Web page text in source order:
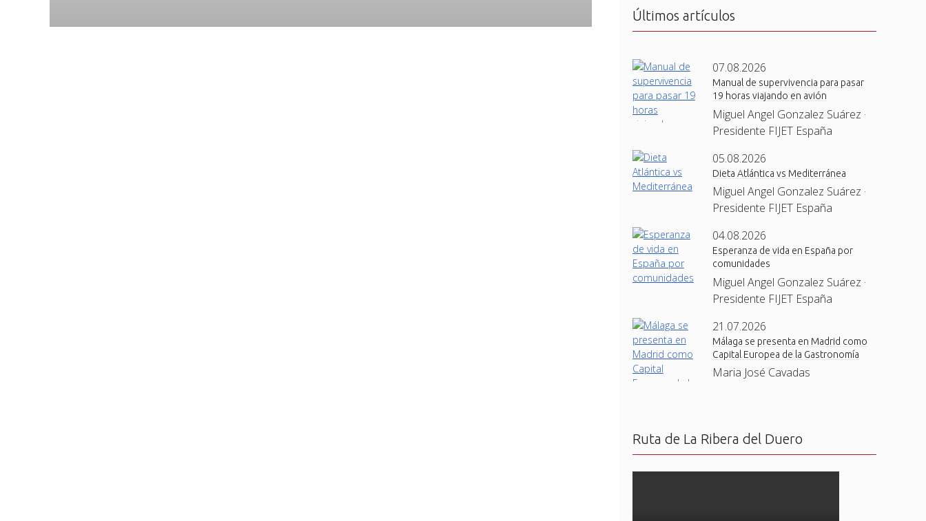
Últimos artículos
07.08.2026
Manual de supervivencia para pasar
19 horas viajando en avión
Miguel Angel Gonzalez Suárez ·
Presidente FIJET España
05.08.2026
Dieta Atlántica vs Mediterránea
Miguel Angel Gonzalez Suárez ·
Presidente FIJET España
04.08.2026
Esperanza de vida en España por
comunidades
Miguel Angel Gonzalez Suárez ·
Presidente FIJET España
21.07.2026
Málaga se presenta en Madrid como
Capital Europea de la Gastronomía
Maria José Cavadas
Ruta de La Ribera del Duero